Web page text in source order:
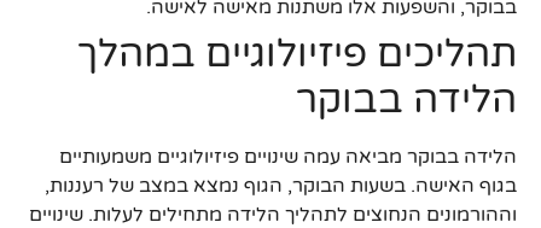
בבוקר, והשפעות אלו משתנות מאישה לאישה.
תהליכים פיזיולוגיים במהלך
הלידה בבוקר
הלידה בבוקר מביאה עמה שינויים פיזיולוגיים משמעותיים
בגוף האישה. בשעות הבוקר, הגוף נמצא במצב של רעננות,
וההורמונים הנחוצים לתהליך הלידה מתחילים לעלות. שינויים